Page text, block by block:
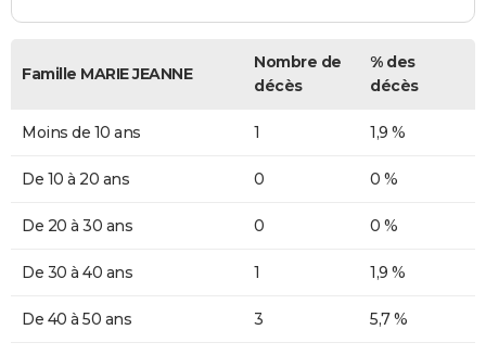
Famille MARIE JEANNE
Nombre de
décès
% des
décès
Moins de 10 ans 1 1,9 %
De 10 à 20 ans 0 0 %
De 20 à 30 ans 0 0 %
De 30 à 40 ans 1 1,9 %
De 40 à 50 ans 3 5,7 %